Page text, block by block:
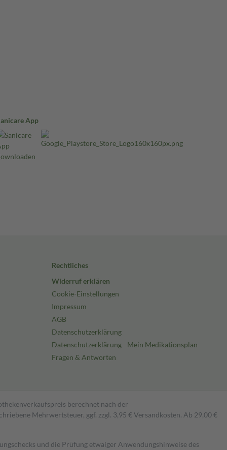
App
Rechtliches
Widerruf erklären
Cookie-Einstellungen
Impressum
AGB
Datenschutzerklärung
Datenschutzerklärung - Mein Medikationsplan
Fragen & Antworten
berechnet nach der
Mehrwertsteuer, ggf. zzgl. 3,95 € Versandkosten. Ab 29,00 €
und die Prüfung etwaiger Anwendungshinweise des